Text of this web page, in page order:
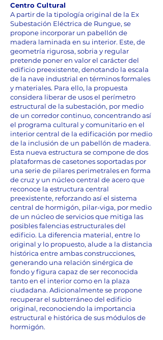
Centro Cultural
A partir de la tipología original de la Ex
Subestación Eléctrica de Rungue, se
propone incorporar un pabellón de
madera laminada en su interior. Este, de
geometría rigurosa, sobria y regular
pretende poner en valor el carácter del
edificio preexistente, denotando la escala
de la nave industrial en términos formales
y materiales. Para ello, la propuesta
considera liberar de usos el perímetro
estructural de la subestación, por medio
de un corredor continuo, concentrando así
el programa cultural y comunitario en el
interior central de la edificación por medio
de la inclusión de un pabellón de madera.
Esta nueva estructura se compone de dos
plataformas de casetones soportadas por
una serie de pilares perimetrales en forma
de cruz y un núcleo central de acero que
reconoce la estructura central
preexistente, reforzando así el sistema
central de hormigón, pilar-viga, por medio
de un núcleo de servicios que mitiga las
posibles falencias estructurales del
edificio. La diferencia material, entre lo
original y lo propuesto, alude a la distancia
histórica entre ambas construcciones,
generando una relación sinérgica de
fondo y figura capaz de ser reconocida
tanto en el interior como en la plaza
ciudadana. Adicionalmente se propone
recuperar el subterráneo del edificio
original, reconociendo la importancia
estructural e histórica de sus módulos de
hormigón.